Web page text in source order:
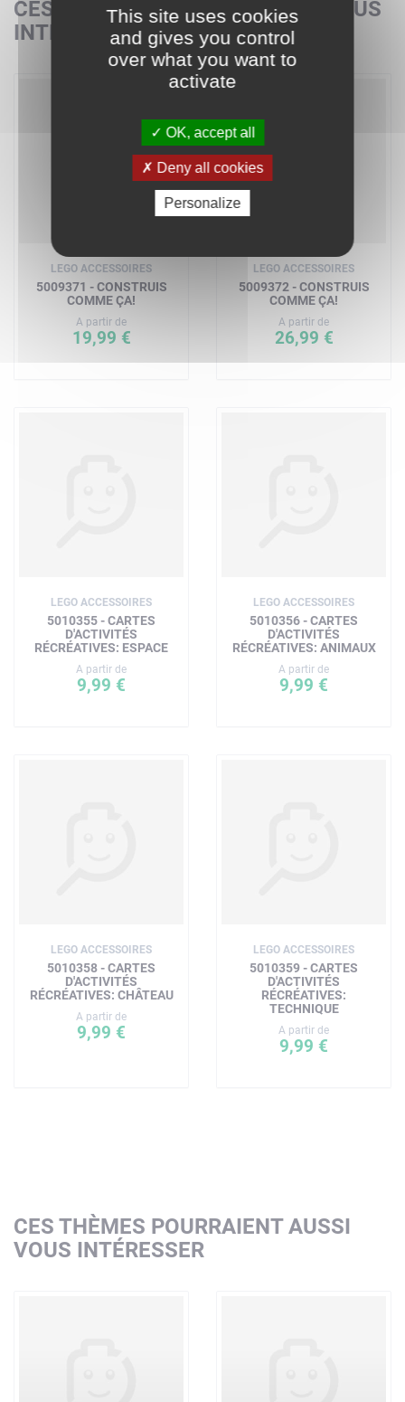
CES SETS POURRAIENT AUSSI VOUS
INTÉRESSER
LEGO ACCESSOIRES
5009371 - CONSTRUIS
COMME ÇA!
A partir de
19,99 €
LEGO ACCESSOIRES
5009372 - CONSTRUIS
COMME ÇA!
A partir de
26,99 €
LEGO ACCESSOIRES
5010355 - CARTES
D'ACTIVITÉS
RÉCRÉATIVES: ESPACE
A partir de
9,99 €
LEGO ACCESSOIRES
5010356 - CARTES
D'ACTIVITÉS
RÉCRÉATIVES: ANIMAUX
A partir de
9,99 €
LEGO ACCESSOIRES
5010358 - CARTES
D'ACTIVITÉS
RÉCRÉATIVES: CHÂTEAU
A partir de
9,99 €
LEGO ACCESSOIRES
5010359 - CARTES
D'ACTIVITÉS
RÉCRÉATIVES:
TECHNIQUE
A partir de
9,99 €
CES THÈMES POURRAIENT AUSSI
VOUS INTÉRESSER
This site uses cookies
and gives you control
over what you want to
activate
OK, accept all
Deny all cookies
Personalize